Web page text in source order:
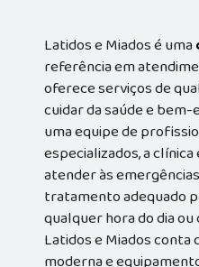
Latidos e Miados é uma
referência em
oferece serviços de
cuidar da saúde e
uma equipe de
especializados, a
atender às
tratamento adequado
qualquer hora do dia ou
Latidos e Miados
moderna e